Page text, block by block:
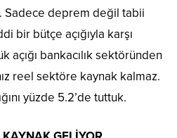
Sadece deprem değil tabii
bir bütçe açığıyla karşı
açığı bankacılık sektöründen
reel sektöre kaynak kalmaz.
yüzde 5.2’de tuttuk.